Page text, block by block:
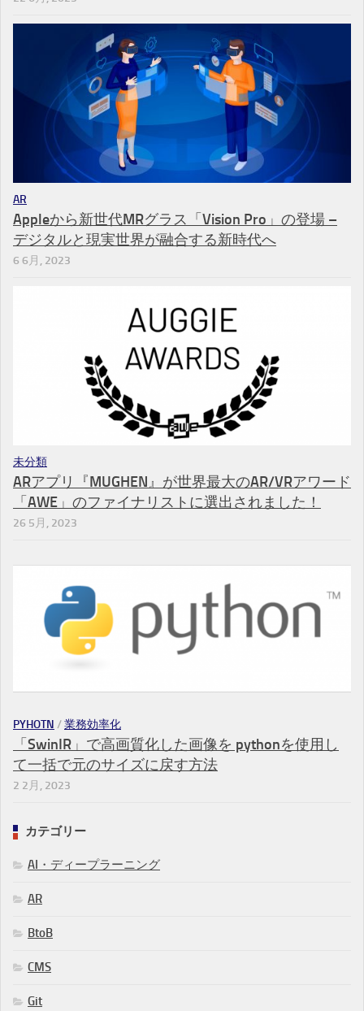
AR
Appleから新世代MRグラス「Vision Pro」の登場 –
デジタルと現実世界が融合する新時代へ
6 6月, 2023
未分類
ARアプリ『MUGHEN』が世界最大のAR/VRアワード
「AWE」のファイナリストに選出されました！
26 5月, 2023
PYHOTN /業務効率化
「SwinIR」で高画質化した画像を pythonを使用し
て一括で元のサイズに戻す方法
2 2月, 2023
カテゴリー
AI・ディープラーニング
AR
BtoB
CMS
Git